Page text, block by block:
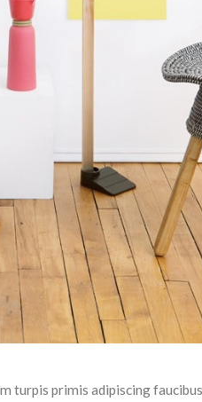
turpis primis adipiscing